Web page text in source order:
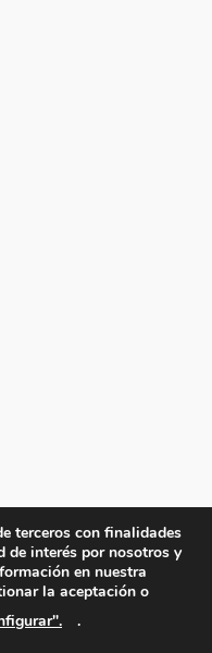
MasterCard
| Inscrita en el Registro
terceros con finalidades
interés por nosotros y
en nuestra
la aceptación o
.